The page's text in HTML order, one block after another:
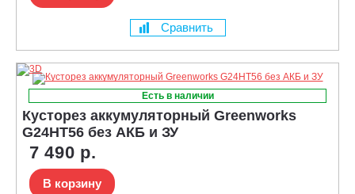
Сравнить
Есть в наличии
Кусторез аккумуляторный Greenworks
G24HT56 без АКБ и ЗУ
7 490 р.
В корзину